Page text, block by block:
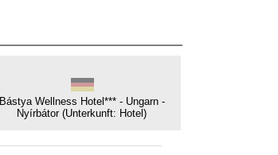
Bástya Wellness Hotel*** - Ungarn -
Nyírbátor (Unterkunft: Hotel)